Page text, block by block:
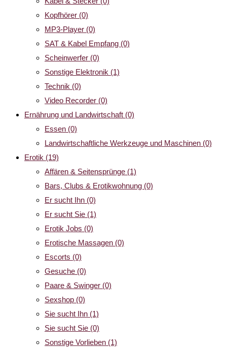
Kopfhörer (0)
MP3-Player (0)
SAT & Kabel Empfang (0)
Scheinwerfer (0)
Sonstige Elektronik (1)
Technik (0)
Video Recorder (0)
Ernährung und Landwirtschaft (0)
Essen (0)
Landwirtschaftliche Werkzeuge und Maschinen (0)
Erotik (19)
Affären & Seitensprünge (1)
Bars, Clubs & Erotikwohnung (0)
Er sucht Ihn (0)
Er sucht Sie (1)
Erotik Jobs (0)
Erotische Massagen (0)
Escorts (0)
Gesuche (0)
Paare & Swinger (0)
Sexshop (0)
Sie sucht Ihn (1)
Sie sucht Sie (0)
Sonstige Vorlieben (1)